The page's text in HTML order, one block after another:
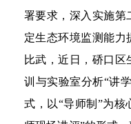
署要求，深入实施第
定生态环境监测能力
比武，近日，硚口
训与实验室分析“讲
式，以“导师制”为核